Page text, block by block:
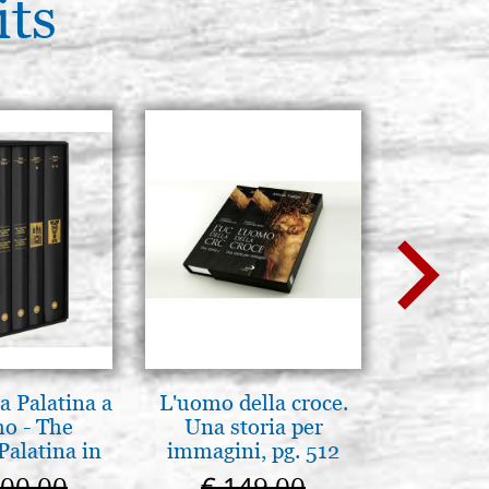
Palatina a
- The
in
L'uomo della croce.
Una storia per
immagini, pg. 512
La
The